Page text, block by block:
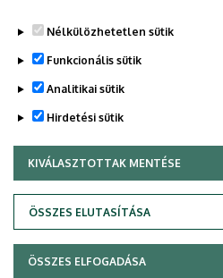
Legutóbbi frissítés: 2025. 09. 11. 21:36
Adatvédelem
Nélkülözhetetlen sütik
Funkcionális sütik
Analitikai sütik
Hirdetési sütik
KIVÁLASZTOTTAK MENTÉSE
ÖSSZES ELUTASÍTÁSA
WITHDRAW CONSENT
ÖSSZES ELFOGADÁSA